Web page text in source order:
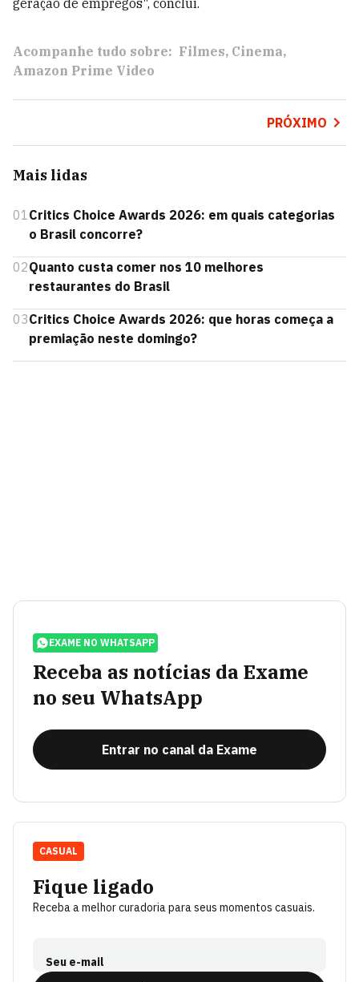
Acompanhe tudo sobre: Filmes Cinema
Amazon Prime Video
PRÓXIMO
Mais lidas
01 Critics Choice Awards 2026: em quais categorias
o Brasil concorre?
02Quanto custa comer nos 10 melhores
restaurantes do Brasil
03Critics Choice Awards 2026: que horas começa a
premiação neste domingo?
EXAME NO WHATSAPP
Receba as notícias da Exame
no seu WhatsApp
Entrar no canal da Exame
Fique ligado
Receba a melhor curadoria para seus momentos casuais.
Seu e-mail
CASUAL